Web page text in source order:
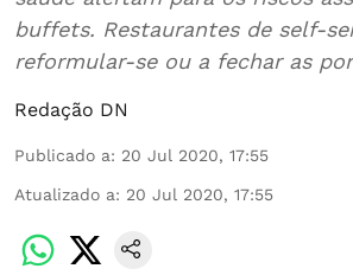
buffets. Restaurantes de self-
reformular-se ou a fechar as
Redação DN
Publicado a: 20 Jul 2020, 17:55
Atualizado a: 20 Jul 2020, 17:55